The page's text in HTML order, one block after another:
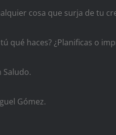
cosa que surja de tu
tú qué haces? ¿Planificas o
Saludo.
Gómez.